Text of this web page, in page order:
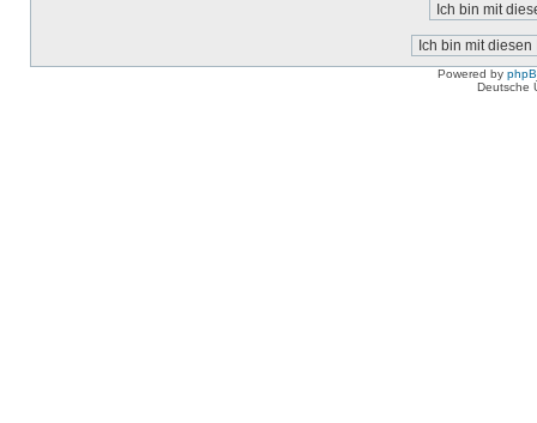
Powered by
Deutsche